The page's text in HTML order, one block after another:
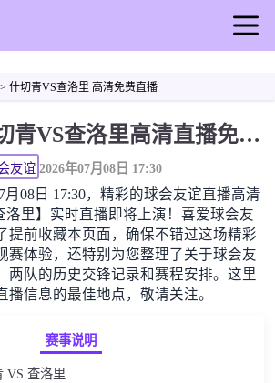
什切青VS查洛里 高清免费直播
球会友谊 什切青VS查洛里高清直播免费观看
友谊 2026年07月08日 17:30
月08日 17:30，精彩的球会友谊直播高清
洛里】实时直播即将上演！喜爱球会友
提前收藏本页面，确保不错过这场精彩
赛体验，还特别为您整理了关于球会友
两队的历史交锋记录和赛程安排。这里
播信息的最佳地点，敬请关注。
赛事说明
VS 查洛里